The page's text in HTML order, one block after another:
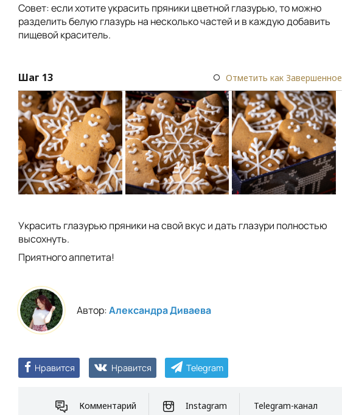
Совет: если хотите украсить пряники цветной глазурью, то можно
разделить белую глазурь на несколько частей и в каждую добавить
пищевой краситель.
Шаг 13 Отметить как Завершенное
Украсить глазурью пряники на свой вкус и дать глазури полностью
высохнуть.
Приятного аппетита!
Автор:Александра Диваева
Нравится Нравится Telegram
Комментарий Instagram Telegram-канал